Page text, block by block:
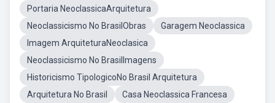
Portaria NeoclassicaArquitetura
Neoclassicismo No BrasilObras
Garagem Neoclassica
Imagem ArquiteturaNeoclasica
Neoclassicismo No BrasilImagens
Historicismo TipologicoNo Brasil Arquitetura
Arquitetura No Brasil
Casa Neoclassica Francesa